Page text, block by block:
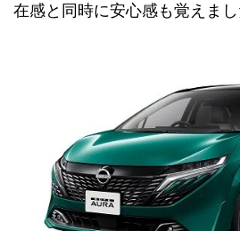
在感と同時に安心感も覚えまし